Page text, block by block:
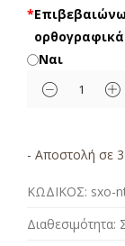
*Επιβεβαιώνω
Ναι
- Αποστολή σε
ΚΩΔΙΚΟΣ: sxo-
Διαθεσιμότητα: